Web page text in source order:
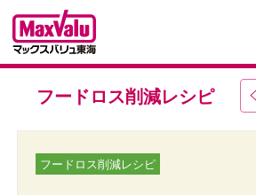
フードロス削減レシピ
フードロス削減レシピ